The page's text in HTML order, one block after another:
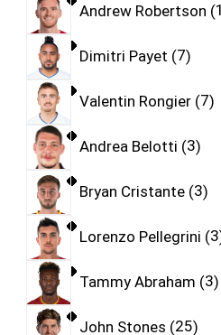
Andrew Robertson
Dimitri Payet 7
Valentin Rongier 7
Andrea Belotti 3
Bryan Cristante 3
Lorenzo Pellegrini 3
Tammy Abraham 3
John Stones 25